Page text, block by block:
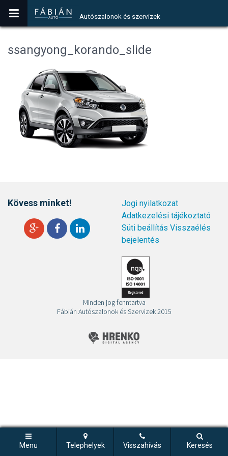
Autószalonok és szervizek
Menu Telephelyek Visszahívás Keresés
ssangyong_korando_slide
Kövess minket!
Jogi nyilatkozat
Adatkezelési tájékoztató
Süti beállítás Visszaélés
bejelentés
Minden jog fenntartva
Fábián Autószalonok és Szervizek 2015